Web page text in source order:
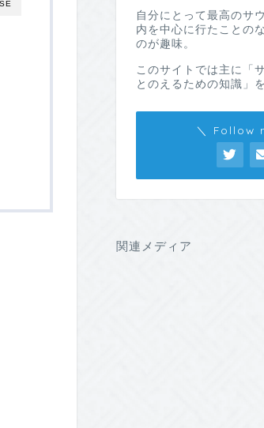
自分にとって最高のサ
内を中心に行たことの
のが趣味。
このサイトでは主に「
とのえるための知識」
＼ Follow
関連メディア